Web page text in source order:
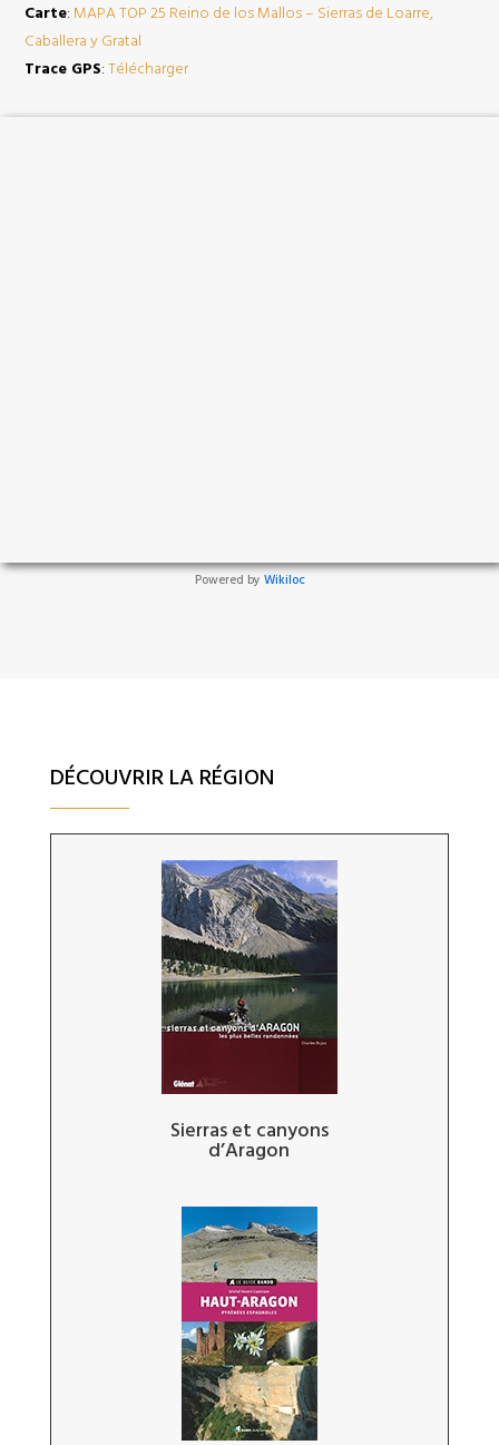
Carte: MAPA TOP 25 Reino de los Mallos – Sierras de Loarre,
Caballera y Gratal
Trace GPS:Télécharger
Powered by Wikiloc
DÉCOUVRIR LA RÉGION
Sierras et canyons
d’Aragon